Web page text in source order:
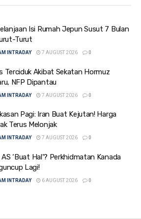
Isi Rumah Jepun Susut 7 Bulan
Turut
INTRADAY 7 AUGUST 2026 0
Terciduk Akibat Sekatan Hormuz
NFP Dipantau
INTRADAY 7 AUGUST 2026 0
Pagi: Iran Buat Kejutan! Harga
Terus Melonjak
INTRADAY 7 AUGUST 2026 0
‘Buat Hal’? Perkhidmatan Kanada
Lagi!
INTRADAY 6 AUGUST 2026 0